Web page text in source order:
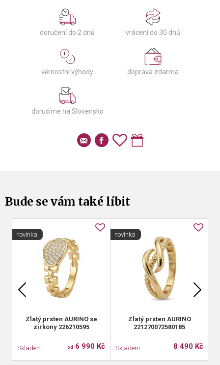
doručení do 2 dnů vrácení do 30 dnů
věrnostní výhody doprava zdarma
doručíme na Slovensko
Bude se vám také líbit
Zlatý prsten AURINO se
zirkony 226210595
novinka
Skladem od 6 990 Kč
Zlatý prsten AURINO
221270072580185
novinka
Skladem 8 490 Kč